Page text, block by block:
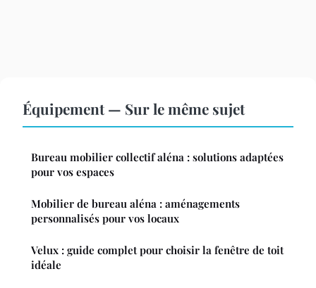
Équipement — Sur le même sujet
Bureau mobilier collectif aléna : solutions adaptées
pour vos espaces
Mobilier de bureau aléna : aménagements
personnalisés pour vos locaux
Velux : guide complet pour choisir la fenêtre de toit
idéale